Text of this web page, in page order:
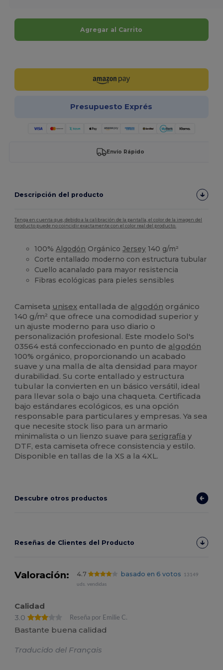
Agregar al Carrito
Presupuesto Exprés
Envío Rápido
Descripción del producto
Tenga en cuenta que, debido a la calibración de la pantalla, el color de la imagen del
producto puede no coincidir exactamente con el color real del producto.
100%Algodón OrgánicoJersey 140 g/m²
Corte entallado moderno con estructura tubular
Cuello acanalado para mayor resistencia
Fibras ecológicas para pieles sensibles
Camiseta unisex entallada de algodón orgánico
140 g/m² que ofrece una comodidad superior y
un ajuste moderno para uso diario o
personalización profesional. Este modelo Sol's
03564 está confeccionado en punto de algodón
100% orgánico, proporcionando un acabado
suave y una malla de alta densidad para mayor
durabilidad. Su corte entallado y estructura
tubular la convierten en un básico versátil, ideal
para llevar sola o bajo una chaqueta. Certificada
bajo estándares ecológicos, es una opción
responsable para particulares y empresas. Ya sea
que necesite stock liso para un armario
minimalista o un lienzo suave para serigrafía y
DTF, esta camiseta ofrece consistencia y estilo.
Disponible en tallas de la XS a la 4XL.
Descubre otros productos
Reseñas de Clientes del Producto
Valoración: 4.7 basado en 6 votos
13149
uds. vendidas
Calidad
3.0
Reseña por Emilie C.
Bastante buena calidad
Traducido del Français